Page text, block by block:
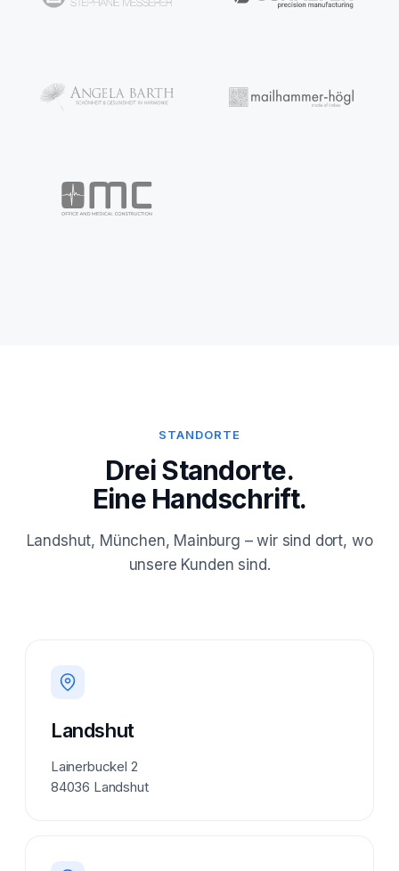
STANDORTE
Drei Standorte.
Eine Handschrift.
Landshut, München, Mainburg – wir sind dort, wo
unsere Kunden sind.
Landshut
Lainerbuckel 2
84036 Landshut